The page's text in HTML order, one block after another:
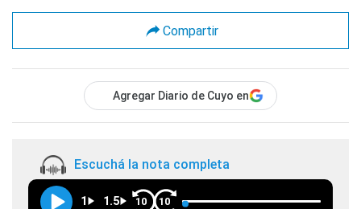
Compartir
Agregar Diario de Cuyo en
Escuchá la nota completa
1 1.5 10 10